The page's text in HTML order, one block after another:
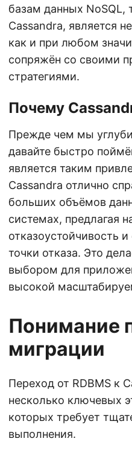
базам данных NoSQL,
Cassandra, является
как и при любом
сопряжён со своими
стратегиями.
Почему
Прежде чем мы
давайте быстро
является таким
Cassandra отлично
больших объёмов
системах, предлагая
отказоустойчивость
точки отказа. Это
выбором для
высокой
Понимание
миграции
Переход от RDBMS к
несколько ключевых
которых требует
выполнения.